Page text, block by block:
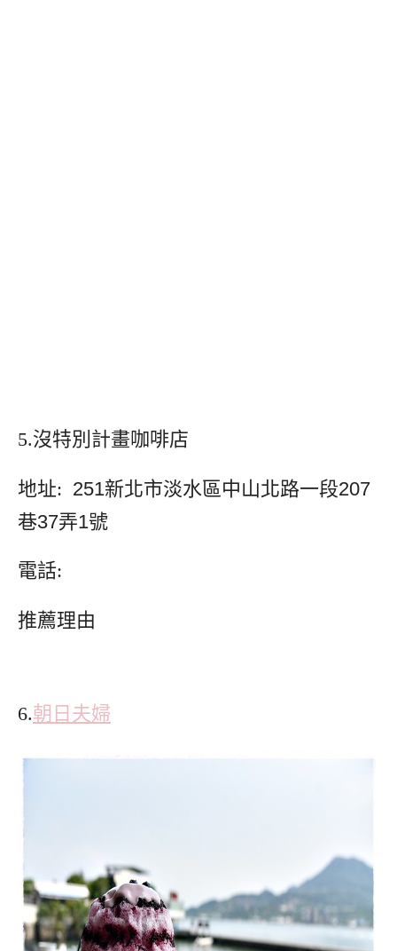
5.沒特別計畫咖啡店
地址: 251新北市淡水區中山北路一段207
巷37弄1號
電話:
推薦理由
6.朝日夫婦